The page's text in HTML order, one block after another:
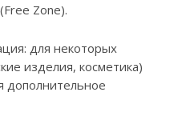
Zone).
для некоторых
изделия, косметика)
дополнительное